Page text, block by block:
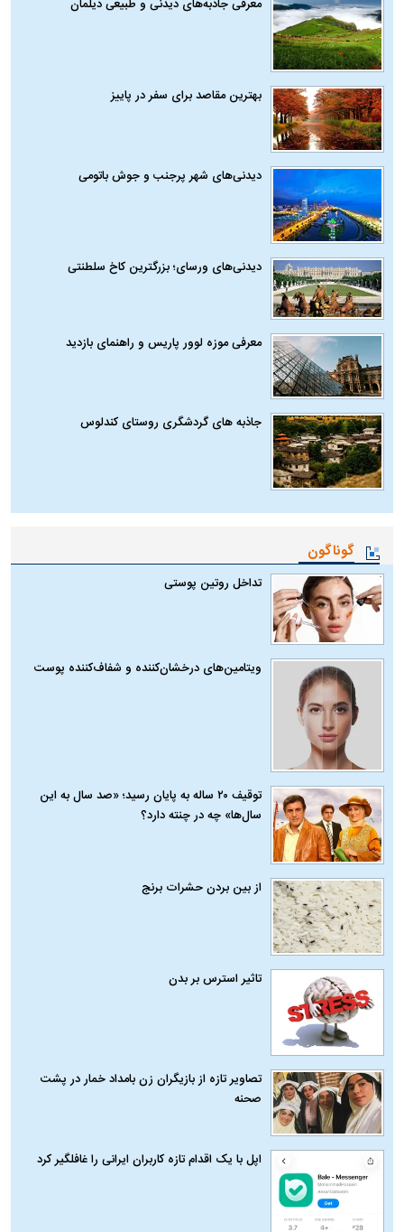
معرفی جاذبه‌های دیدنی و طبیعی دیلمان
بهترین مقاصد برای سفر در پاییز
دیدنی‌های شهر پرجنب و جوش باتومی
دیدنی‌های ورسای؛ بزرگترین کاخ سلطنتی
معرفی موزه لوور پاریس و راهنمای بازدید
جاذبه های گردشگری روستای کندلوس
گوناگون
تداخل روتین پوستی
ویتامین‌های درخشان‌کننده و شفاف‌کننده پوست
توقیف ۲۰ ساله به پایان رسید؛ «صد سال به این
سال‌ها» چه در چنته دارد؟
از بین بردن حشرات برنج
تاثیر استرس بر بدن
تصاویر تازه از بازیگران زن بامداد خمار در پشت
صحنه
اپل با یک اقدام تازه کاربران ایرانی را غافلگیر کرد